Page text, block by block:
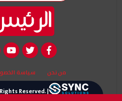
facebook
twitter
من نحن سياسة
Reserved. |